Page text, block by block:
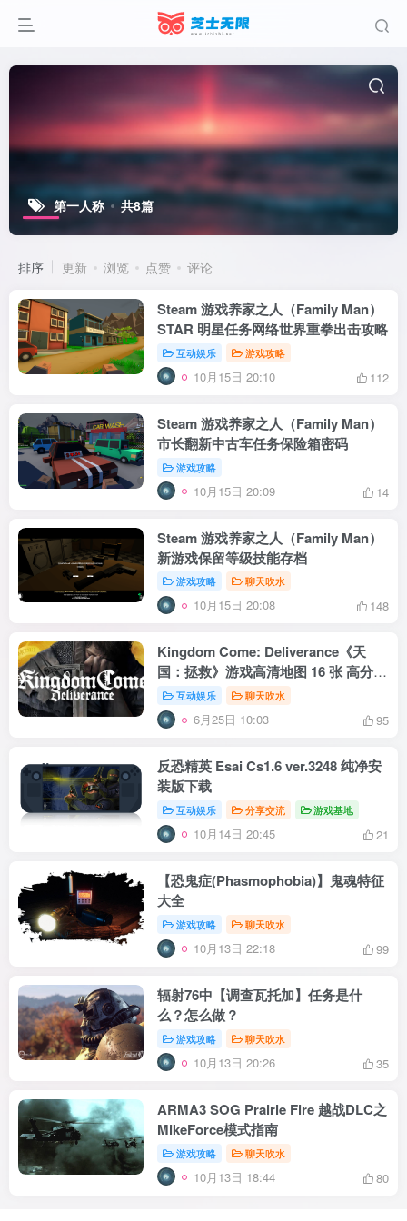
第一人称 共8篇
排序 更新 浏览 点赞 评论
Steam 游戏养家之人（Family Man）
STAR 明星任务网络世界重拳出击攻略
互动娱乐 游戏攻略
10月15日 20:10 112
Steam 游戏养家之人（Family Man）
市长翻新中古车任务保险箱密码
游戏攻略
10月15日 20:09 14
Steam 游戏养家之人（Family Man）
新游戏保留等级技能存档
游戏攻略 聊天吹水
10月15日 20:08 148
Kingdom Come: Deliverance《天
国：拯救》游戏高清地图 16 张 高分辨
率 无标记
互动娱乐 聊天吹水
6月25日 10:03 95
反恐精英 Esai Cs1.6 ver.3248 纯净安
装版下载
互动娱乐 分享交流 游戏基地
10月14日 20:45 21
【恐鬼症(Phasmophobia)】鬼魂特征
大全
游戏攻略 聊天吹水
10月13日 22:18 99
辐射76中【调查瓦托加】任务是什
么？怎么做？
游戏攻略 聊天吹水
10月13日 20:26 35
ARMA3 SOG Prairie Fire 越战DLC之
MikeForce模式指南
游戏攻略 聊天吹水
10月13日 18:44 80